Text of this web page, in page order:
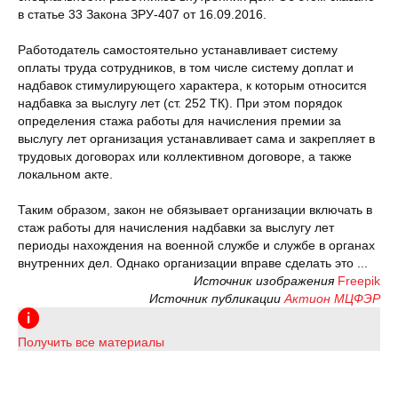
в статье 33 Закона ЗРУ-407 от 16.09.2016.
Работодатель самостоятельно устанавливает систему
оплаты труда сотрудников, в том числе систему доплат и
надбавок стимулирующего характера, к которым относится
надбавка за выслугу лет (ст. 252 ТК). При этом порядок
определения стажа работы для начисления премии за
выслугу лет организация устанавливает сама и закрепляет в
трудовых договорах или коллективном договоре, а также
локальном акте.
Таким образом, закон не обязывает организации включать в
стаж работы для начисления надбавки за выслугу лет
периоды нахождения на военной службе и службе в органах
внутренних дел. Однако организации вправе сделать это ...
Источник изображения Freepik
Источник публикации Актион МЦФЭР
Получить все материалы